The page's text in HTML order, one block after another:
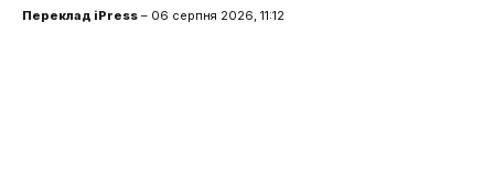
Переклад iPress – 06 серпня 2026, 11:12